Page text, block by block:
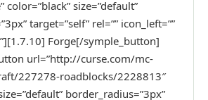
color=”black” size=”default”
target=”self” rel=”” icon_left=””
Forge[/symple_button]
url=”http://curse.com/mc-
227278-roadblocks/2228813″
border_radius=”3px”